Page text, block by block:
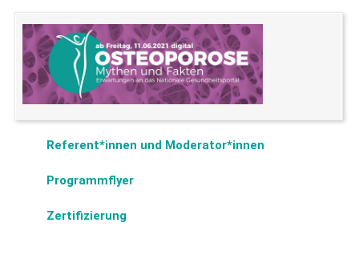
Referent*innen und Moderator*innen
Programmflyer
Zertifizierung